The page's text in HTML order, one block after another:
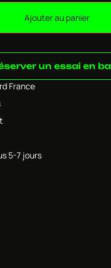
Ajouter au panier
un essai en
France
5-7 jours